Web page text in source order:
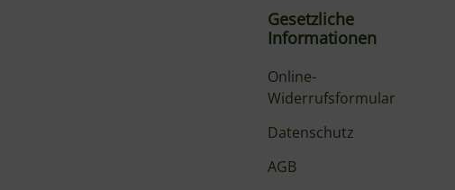
Gesetzliche
Informationen
Online-
Widerrufsformular
Datenschutz
AGB